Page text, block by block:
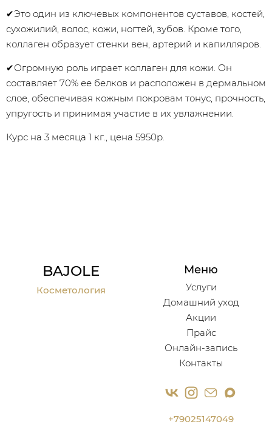
✔Это один из ключевых компонентов суставов, костей,
сухожилий, волос, кожи, ногтей, зубов. Кроме того,
коллаген образует стенки вен, артерий и капилляров.
✔Огромную роль играет коллаген для кожи. Он
составляет 70% ее белков и расположен в дермальном
слое, обеспечивая кожным покровам тонус, прочность,
упругость и принимая участие в их увлажнении.
Курс на 3 месяца 1 кг., цена 5950р.
BAJOLE
Косметология
Меню
Услуги
Домашний уход
Акции
Прайс
Онлайн-запись
Контакты
+79025147049